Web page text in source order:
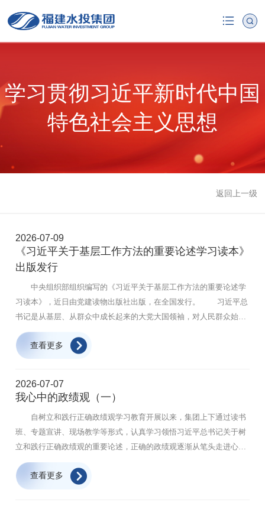
学习贯彻习近平新时代中国
特色社会主义思想
返回上一级
2026-07-09
《习近平关于基层工作方法的重要论述学习读本》
出版发行
中央组织部组织编写的《习近平关于基层工作方法的重要论述学
习读本》，近日由党建读物出版社出版，在全国发行。 习近平总
书记是从基层、从群众中成长起来的大党大国领袖，对人民群众始终
饱含深情，对基层工作规律洞察深刻。无论是在地方工作期间还是到
中央工作以后，习近平同志始终重视基层、关心基层、深入基层、支
持基层，坚持把抓基层打基础作为长远之计和固本之策，探索形成了
层工作方法发表的一系列重要论述，立意高远，内涵丰富，思想深
刻，科学回答了什么是基层、如何深入基层、如何服务基层等重大理
论和实践问题，深化了对基层工作的规律性认识，为做好新时代新征
程基层工作指明了方向、提供了重要遵循。出版发行《习近平关于基
层工作方法的重要论述学习读本》，对于帮助各级党组织和党员、干
部系统学习掌握习近平同志关于基层工作方法的重要论述，深刻领悟
做好基层工作的重大意义、根本要求、科学理念、有效方式、根本保
查看更多
2026-07-07
我心中的政绩观（一）
自树立和践行正确政绩观学习教育开展以来，集团上下通过读书
班、专题宣讲、现场教学等形式，认真学习领悟习近平总书记关于树
立和践行正确政绩观的重要论述，正确的政绩观逐渐从笔头走进心
头，从认知化为认同。学有所悟，更要干有所成。即日起，我们推
出“我心中的政绩观”专栏，请广大党员干部职工打开心扉，聊一聊学
习中的心里话，谈一谈工作中那些“把事情干对、把好事办实”的故事
查看更多